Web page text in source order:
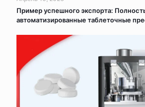
Пример успешного экспорта:
автоматизированные таблеточные